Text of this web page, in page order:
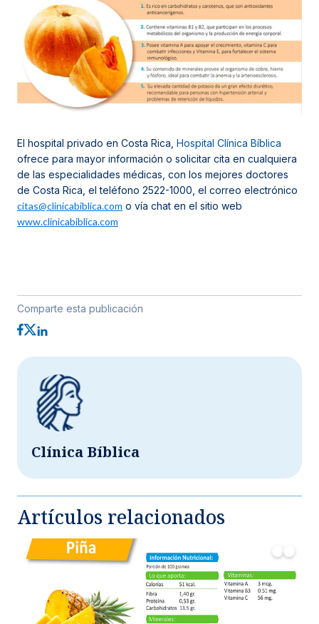
El hospital privado en Costa Rica, Hospital Clínica Bíblica
ofrece para mayor información o solicitar cita en cualquiera
de las especialidades médicas, con los mejores doctores
de Costa Rica, el teléfono 2522-1000, el correo electrónico
citas@clinicabiblica.com o vía chat en el sitio web
www.clinicabiblica.com
Comparte esta publicación
Clínica Bíblica
Artículos relacionados